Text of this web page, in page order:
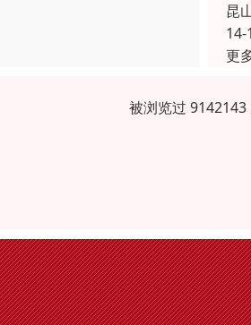
昆
14-
更
被浏览过